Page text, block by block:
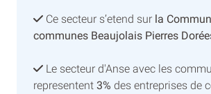
Ce secteur s’etend sur la
communes Beaujolais Pierres
Le secteur d'Anse avec les
representent 3% des entreprises de